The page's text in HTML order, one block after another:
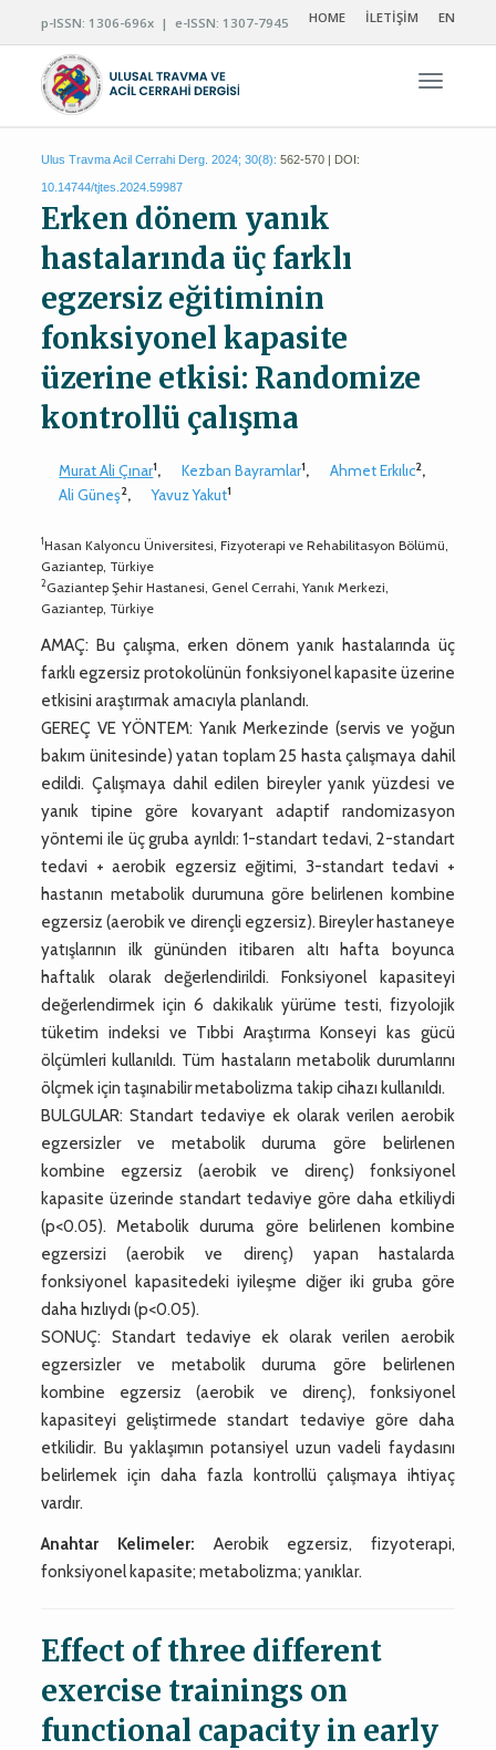
p-ISSN: 1306-696x | e-ISSN: 1307-7945 HOME İLETİŞİM EN
Ulus Travma Acil Cerrahi Derg. 2024; 30(8): 562-570 | DOI:
10.14744/tjtes.2024.59987
Erken dönem yanık
hastalarında üç farklı
egzersiz eğitiminin
fonksiyonel kapasite
üzerine etkisi: Randomize
kontrollü çalışma
Murat Ali Çınar1, Kezban Bayramlar1, Ahmet Erkılıc2,
Ali Güneş2, Yavuz Yakut1
1Hasan Kalyoncu Üniversitesi, Fizyoterapi ve Rehabilitasyon Bölümü,
Gaziantep, Türkiye
2Gaziantep Şehir Hastanesi, Genel Cerrahi, Yanık Merkezi,
Gaziantep, Türkiye
AMAÇ: Bu çalışma, erken dönem yanık hastalarında üç
farklı egzersiz protokolünün fonksiyonel kapasite üzerine
etkisini araştırmak amacıyla planlandı.
GEREÇ VE YÖNTEM: Yanık Merkezinde (servis ve yoğun
bakım ünitesinde) yatan toplam 25 hasta çalışmaya dahil
edildi. Çalışmaya dahil edilen bireyler yanık yüzdesi ve
yanık tipine göre kovaryant adaptif randomizasyon
yöntemi ile üç gruba ayrıldı: 1-standart tedavi, 2-standart
tedavi + aerobik egzersiz eğitimi, 3-standart tedavi +
hastanın metabolik durumuna göre belirlenen kombine
egzersiz (aerobik ve dirençli egzersiz). Bireyler hastaneye
yatışlarının ilk gününden itibaren altı hafta boyunca
haftalık olarak değerlendirildi. Fonksiyonel kapasiteyi
değerlendirmek için 6 dakikalık yürüme testi, fizyolojik
tüketim indeksi ve Tıbbi Araştırma Konseyi kas gücü
ölçümleri kullanıldı. Tüm hastaların metabolik durumlarını
ölçmek için taşınabilir metabolizma takip cihazı kullanıldı.
BULGULAR: Standart tedaviye ek olarak verilen aerobik
egzersizler ve metabolik duruma göre belirlenen
kombine egzersiz (aerobik ve direnç) fonksiyonel
kapasite üzerinde standart tedaviye göre daha etkiliydi
(p<0.05). Metabolik duruma göre belirlenen kombine
egzersizi (aerobik ve direnç) yapan hastalarda
fonksiyonel kapasitedeki iyileşme diğer iki gruba göre
daha hızlıydı (p<0.05).
SONUÇ: Standart tedaviye ek olarak verilen aerobik
egzersizler ve metabolik duruma göre belirlenen
kombine egzersiz (aerobik ve direnç), fonksiyonel
kapasiteyi geliştirmede standart tedaviye göre daha
etkilidir. Bu yaklaşımın potansiyel uzun vadeli faydasını
belirlemek için daha fazla kontrollü çalışmaya ihtiyaç
vardır.
Anahtar Kelimeler: Aerobik egzersiz, fizyoterapi,
fonksiyonel kapasite; metabolizma; yanıklar.
Effect of three different
exercise trainings on
functional capacity in early